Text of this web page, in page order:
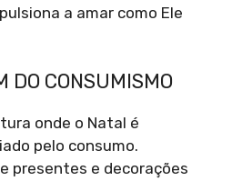
a amar como Ele
DO CONSUMISMO
onde o Natal é
pelo consumo.
presentes e decorações